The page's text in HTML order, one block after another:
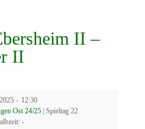
II –
II
- 12:30
Ost 24/25 | Spieltag 22
-